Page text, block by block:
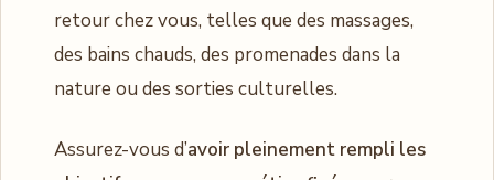
retour chez vous, telles que des massages,
des bains chauds, des promenades dans la
nature ou des sorties culturelles.
Assurez-vous d’avoir pleinement rempli les